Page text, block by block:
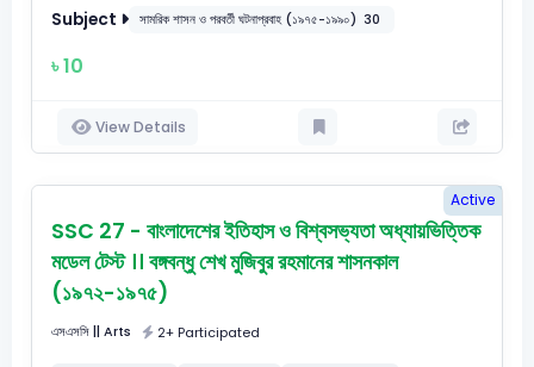
Subject সামরিক শাসন ও পরবর্তী ঘটনাপ্রবাহ (১৯৭৫-১৯৯০) 30
৳ 10
View Details
Active
SSC 27 - বাংলাদেশের ইতিহাস ও বিশ্বসভ্যতা অধ্যায়ভিত্তিক
মডেল টেস্ট ।। বঙ্গবন্ধু শেখ মুজিবুর রহমানের শাসনকাল
(১৯৭২-১৯৭৫)
এসএসসি || Arts 2+ Participated